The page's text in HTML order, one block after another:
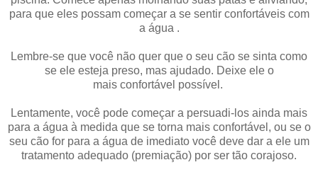
para que eles possam começar a se sentir confortáveis com
a água .
Lembre-se que você não quer que o seu cão se sinta como
se ele esteja preso, mas ajudado. Deixe ele o
mais confortável possível.
Lentamente, você pode começar a persuadi-los ainda mais
para a água à medida que se torna mais confortável, ou se o
seu cão for para a água de imediato você deve dar a ele um
tratamento adequado (premiação) por ser tão corajoso.